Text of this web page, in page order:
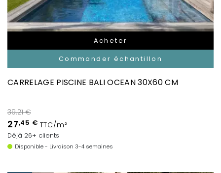
Acheter
Commander échantillon
CARRELAGE PISCINE BALI OCEAN 30X60 CM
39.21 €
27,45 € TTC/m²
Déjà 26+ clients
Disponible - Livraison 3-4 semaines